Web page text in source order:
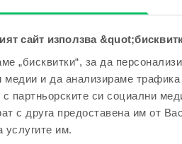
сайт използва
„бисквитки“, за да
медии и да анализираме
с партньорските си социални
с друга предоставена им от
услугите им.
Сходни
- 14 €